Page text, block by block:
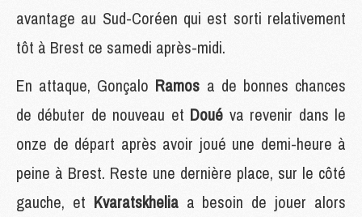
avantage au Sud-Coréen qui est sorti relativement
tôt à Brest ce samedi après-midi.
En attaque, Gonçalo Ramos a de bonnes chances
de débuter de nouveau et Doué va revenir dans le
onze de départ après avoir joué une demi-heure à
peine à Brest. Reste une dernière place, sur le côté
gauche, et Kvaratskhelia a besoin de jouer alors